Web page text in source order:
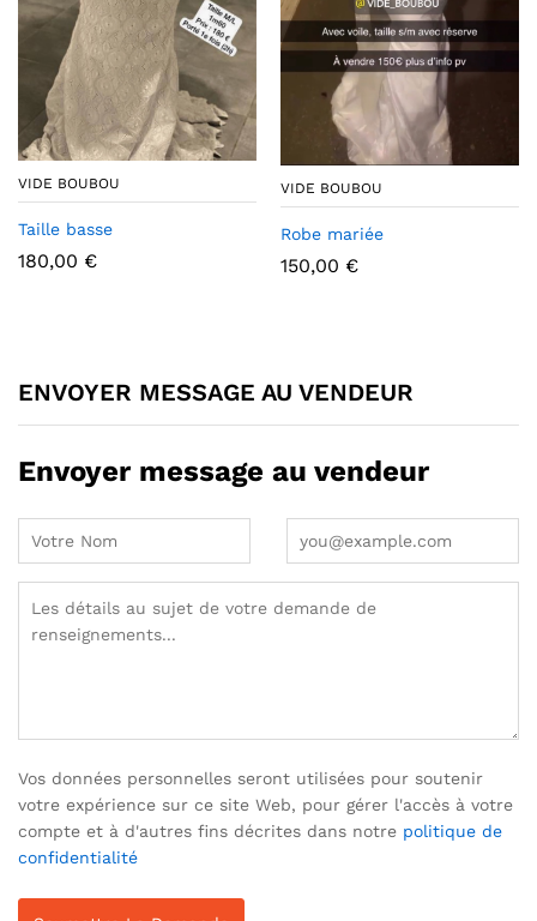
VIDE BOUBOU
Taille basse
180,00 €
VIDE BOUBOU
Robe mariée
150,00 €
ENVOYER MESSAGE AU VENDEUR
Envoyer message au vendeur
Vos données personnelles seront utilisées pour soutenir
votre expérience sur ce site Web, pour gérer l'accès à votre
compte et à d'autres fins décrites dans notre politique de
confidentialité